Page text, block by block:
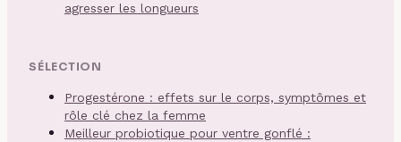
agresser les longueurs
SÉLECTION
Progestérone : effets sur le corps, symptômes et
rôle clé chez la femme
Meilleur probiotique pour ventre gonflé :